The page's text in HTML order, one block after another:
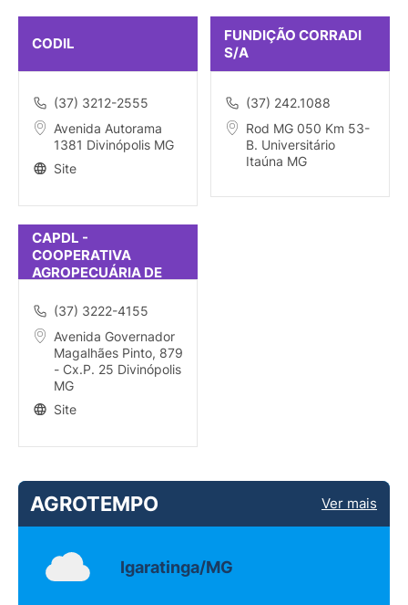
CODIL
(37) 3212-2555
Avenida Autorama
1381 Divinópolis MG
Site
FUNDIÇÃO CORRADI
S/A
(37) 242.1088
Rod MG 050 Km 53-
B. Universitário
Itaúna MG
CAPDL -
COOPERATIVA
AGROPECUÁRIA DE
(37) 3222-4155
Avenida Governador
Magalhães Pinto, 879
- Cx.P. 25 Divinópolis
MG
Site
AGROTEMPO Ver mais
Igaratinga/MG